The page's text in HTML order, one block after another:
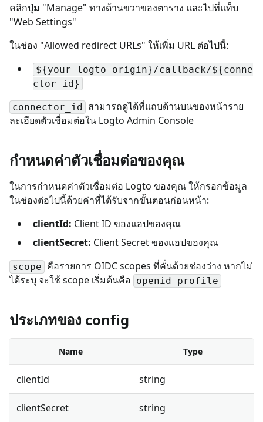
คลิกปุ่ม "Manage" ทางด้านขวาของตาราง และไปที่แท็บ
"Web Settings"
ในช่อง "Allowed redirect URLs" ให้เพิ่ม URL ต่อไปนี้:
${your_logto_origin}/callback/${conne
ctor_id}
connector_id สามารถดูได้ที่แถบด้านบนของหน้าราย
ละเอียดตัวเชื่อมต่อใน Logto Admin Console
กำหนดค่าตัวเชื่อมต่อของคุณ
ในการกำหนดค่าตัวเชื่อมต่อ Logto ของคุณ ให้กรอกข้อมูล
ในช่องต่อไปนี้ด้วยค่าที่ได้รับจากขั้นตอนก่อนหน้า:
clientId: Client ID ของแอปของคุณ
clientSecret: Client Secret ของแอปของคุณ
scope คือรายการ OIDC scopes ที่คั่นด้วยช่องว่าง หากไม่
ได้ระบุ จะใช้ scope เริ่มต้นคือ openid profile
ประเภทของ config
Name Type
clientId string
clientSecret string